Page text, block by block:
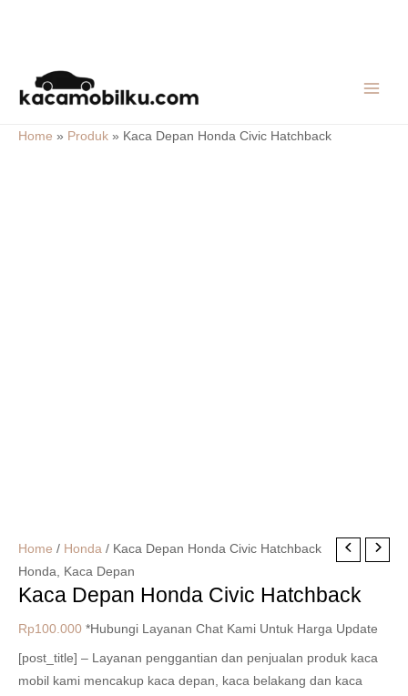
content
Home » Produk » Kaca Depan Honda Civic Hatchback
Home / Honda / Kaca Depan Honda Civic Hatchback
Honda, Kaca Depan
Kaca Depan Honda Civic Hatchback
Rp100.000 *Hubungi Layanan Chat Kami Untuk Harga Update
[post_title] – Layanan penggantian dan penjualan produk kaca
mobil kami mencakup kaca depan, kaca belakang dan kaca